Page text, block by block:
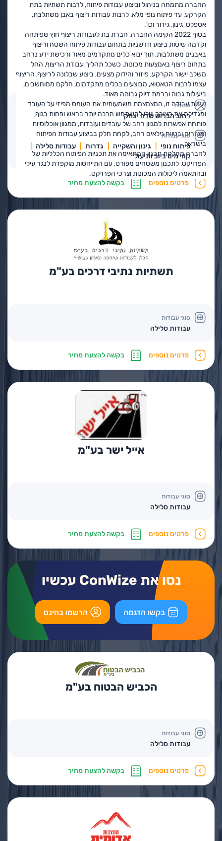
החברה מתמחה בניהול וביצוע עבודות פיתוח, לרבות תשתיות בתת
הקרקע, עד פיתוח נופי מלא, לרבות עבודות ריצוף באבן משתלבת,
אספלט, גינון, גידור וכו'.
בסוף 2022 הקימה החברה, חברת בת לעבודות ריצוף חוץ שפיתחה
וקדמה שיטות ביצוע חדשניות בתחום עבודות פיתוח השטח וריצוף
באבנים משתלבות, תוך יבוא כלים מתקדמים מאוד ורכישת ידע נרחב
בתחום ריצוף באמצעות מכונות, כשכל תהליך עבודת הריצוף, החל
משלב יישור הקרקע, פיזור והידוק מצעים, ביצוע שבלונה לריצוף, הריצוף
עצמו לרבות הטאטוא, מבוצעים בכלים מתקדמים, חלקם ממוחשבים,
ביעילות גבוה וברמת דיוק גבוהה מאוד.
שיטת עבודה זו, המצמצמת משמעותית את העומס הפיזי על העובד
ומגדילה את הצורך שלו להשתמש הרבה יותר בראש ופחות בגוף,
פותחת אפשרות למגוון רחב של עובדים ועובדות, ממגוון אוכלוסיות
ומגזרים ובטווח גילאים רחב, לקחת חלק בביצוע עבודות הפיתוח
בישראל.
לחברה מחלקת תכנון המתאימה את תכניות הפיתוח הכלליות של
הפרויקט, לתכנון משטחים מפורט, עם התייחסות מוקפדת לנגר עילי
ובהתאמה ליכולות המכונות וצרכי הפרויקט.
כתובת
רחוב הברוש שדה יצחק
סוגי עבודות
פיתוח נופי גינון והשקייה גדרות
עבודות סלילה
קווי מים ביוב ותיעול
פרטים נוספים בקשה להצעת מחיר
תשתיות נתיבי דרכים בע"מ
סוגי עבודות
עבודות סלילה
פרטים נוספים בקשה להצעת מחיר
אייל ישר בע"מ
סוגי עבודות
עבודות סלילה
פרטים נוספים בקשה להצעת מחיר
נסו את ConWize עכשיו
בקשו הדגמה הרשמו בחינם
הכביש הבטוח בע"מ
סוגי עבודות
עבודות סלילה
פרטים נוספים בקשה להצעת מחיר